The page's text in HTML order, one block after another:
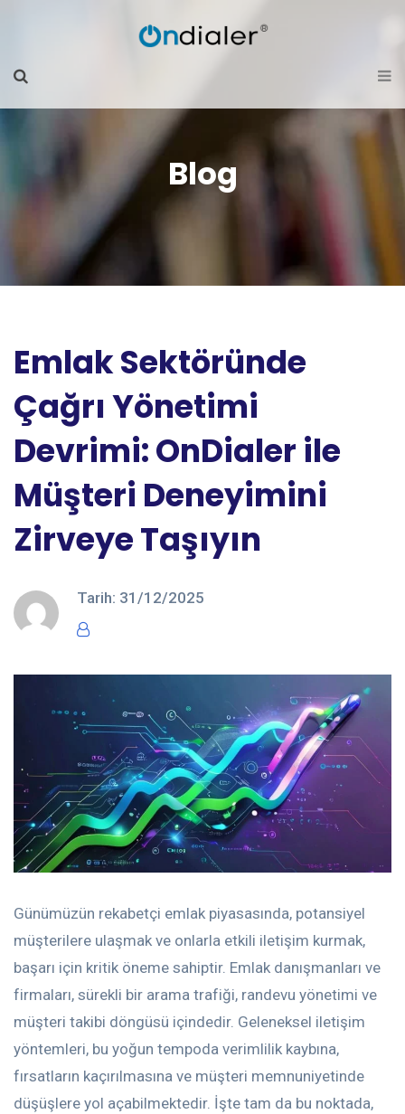
Blog
Emlak Sektöründe
Çağrı Yönetimi
Devrimi: OnDialer ile
Müşteri Deneyimini
Zirveye Taşıyın
Tarih: 31/12/2025
Günümüzün rekabetçi emlak piyasasında, potansiyel
müşterilere ulaşmak ve onlarla etkili iletişim kurmak,
başarı için kritik öneme sahiptir. Emlak danışmanları ve
firmaları, sürekli bir arama trafiği, randevu yönetimi ve
müşteri takibi döngüsü içindedir. Geleneksel iletişim
yöntemleri, bu yoğun tempoda verimlilik kaybına,
fırsatların kaçırılmasına ve müşteri memnuniyetinde
düşüşlere yol açabilmektedir. İşte tam da bu noktada,